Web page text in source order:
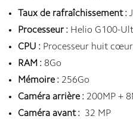
Taux de rafraîchissement :
Processeur : Helio G100-
CPU : Processeur huit
RAM : 8Go
Mémoire : 256Go
Caméra arrière : 200MP +
Caméra avant : 32 MP